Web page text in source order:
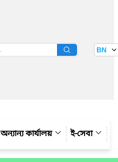
বাতায়ন BN
অন্যান্য কার্যালয় ই-সেবা